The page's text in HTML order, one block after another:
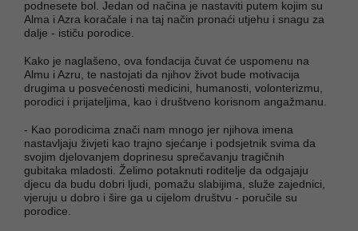
podnesete bol. Jedan od načina je nastaviti putem kojim su
Alma i Azra koračale i na taj način pronaći utjehu i snagu za
dalje - ističu porodice.
Kako je naglašeno, ova fondacija čuvat će uspomenu na
Almu i Azru, te nastojati da njihov život bude motivacija
drugima u posvećenosti medicini, humanosti, volonterizmu,
porodici i prijateljima, kao i društveno korisnom angažmanu.
- Kao porodicima znači nam mnogo jer njihova imena
nastavljaju živjeti kao trajno sjećanje i podsjetnik svima da
svojim djelovanjem doprinesu sprečavanju tragičnih
gubitaka mladosti. Želimo potaknuti roditelje da odgajaju
djecu da budu dobri ljudi, pomažu slabijima, služe zajednici,
vjeruju u dobro i šire ga u cijelom društvu - poručile su
porodice.